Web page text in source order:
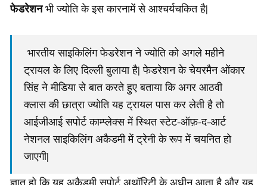
फेडरेशनभी ज्योति के इस कारनामें से आश्चर्यचकित है|
भारतीय साइकिलिंग फेडरेशन ने ज्योति को अगले महीने
ट्रायल के लिए दिल्ली बुलाया है| फेडरेशन के चेयरमैन ओंकार
सिंह ने मीडिया से बात करते हुए बताया कि अगर आठवी
क्लास की छात्रा ज्योति यह ट्रायल पास कर लेती है तो
आईजीआई सपोर्ट काम्प्लेक्स में स्थित स्टेट-ऑफ़-द-आर्ट
नेशनल साइकिलिंग अकैडमी में ट्रेनी के रूप में चयनित हो
जाएगी|